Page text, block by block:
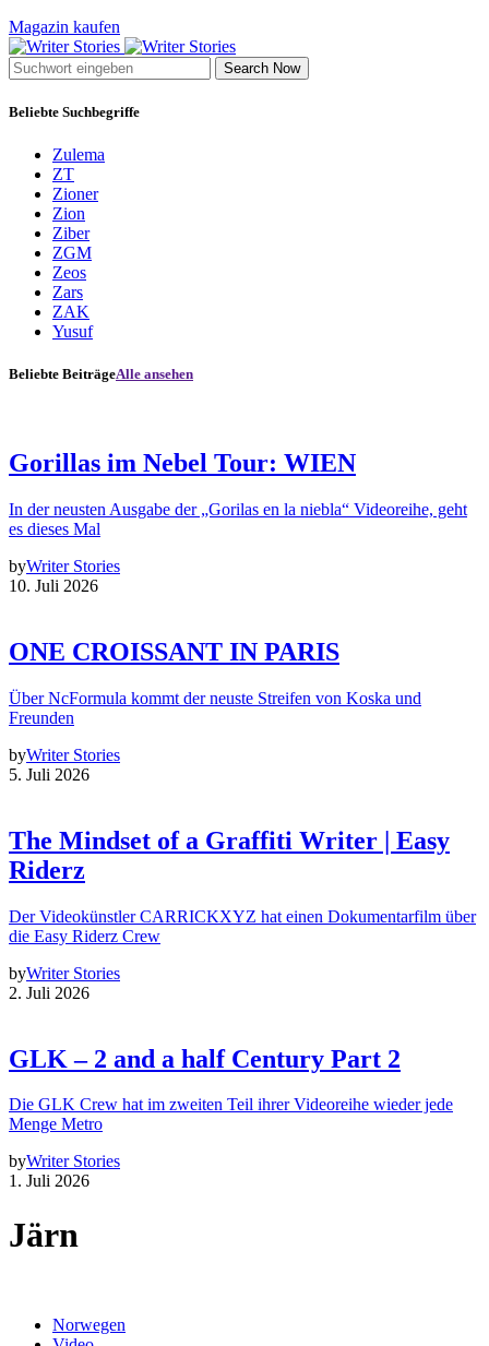
Magazin kaufen
Search Now
Beliebte Suchbegriffe
Zulema
ZT
Zioner
Zion
Ziber
ZGM
Zeos
Zars
ZAK
Yusuf
Beliebte BeiträgeAlle ansehen
Gorillas im Nebel Tour: WIEN
In der neusten Ausgabe der „Gorilas en la niebla“ Videoreihe, geht
es dieses Mal
byWriter Stories
10. Juli 2026
ONE CROISSANT IN PARIS
Über NcFormula kommt der neuste Streifen von Koska und
Freunden
byWriter Stories
5. Juli 2026
The Mindset of a Graffiti Writer | Easy
Riderz
Der Videokünstler CARRICKXYZ hat einen Dokumentarfilm über
die Easy Riderz Crew
byWriter Stories
2. Juli 2026
GLK – 2 and a half Century Part 2
Die GLK Crew hat im zweiten Teil ihrer Videoreihe wieder jede
Menge Metro
byWriter Stories
1. Juli 2026
Järn
Norwegen